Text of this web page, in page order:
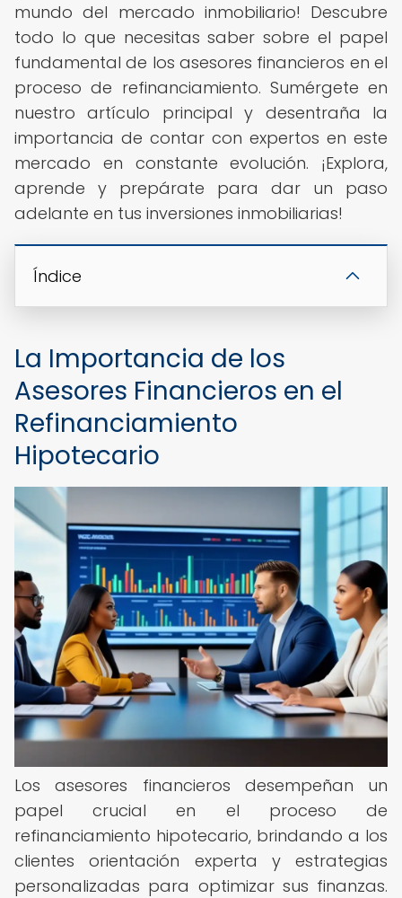
mundo del mercado inmobiliario! Descubre
todo lo que necesitas saber sobre el papel
fundamental de los asesores financieros en el
proceso de refinanciamiento. Sumérgete en
nuestro artículo principal y desentraña la
importancia de contar con expertos en este
mercado en constante evolución. ¡Explora,
aprende y prepárate para dar un paso
adelante en tus inversiones inmobiliarias!
Índice
La Importancia de los
Asesores Financieros en el
Refinanciamiento
Hipotecario
Los asesores financieros desempeñan un
papel crucial en el proceso de
refinanciamiento hipotecario, brindando a los
clientes orientación experta y estrategias
personalizadas para optimizar sus finanzas.